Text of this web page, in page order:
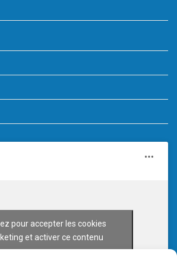
pour accepter les cookies
et activer ce contenu